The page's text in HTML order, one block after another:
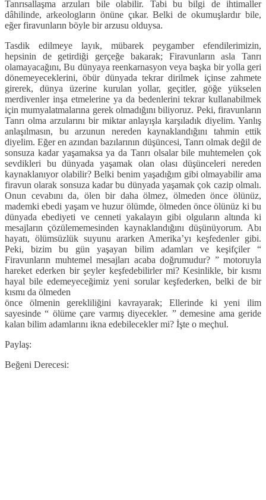
Tanrısallaşma arzuları bile olabilir. Tabi bu bilgi de ihtimaller
dâhilinde, arkeologların önüne çıkar. Belki de okumuşlardır bile,
eğer firavunların böyle bir arzusu olduysa.
Tasdik edilmeye layık, mübarek peygamber efendilerimizin,
hepsinin de getirdiği gerçeğe bakarak; Firavunların asla Tanrı
olamayacağını, Bu dünyaya reenkarnasyon veya başka bir yolla geri
dönemeyeceklerini, öbür dünyada tekrar dirilmek içinse zahmete
girerek, dünya üzerine kurulan yollar, geçitler, göğe yükselen
merdivenler inşa etmelerine ya da bedenlerini tekrar kullanabilmek
için mumyalatmalarına gerek olmadığını biliyoruz. Peki, firavunların
Tanrı olma arzularını bir miktar anlayışla karşıladık diyelim. Yanlış
anlaşılmasın, bu arzunun nereden kaynaklandığını tahmin ettik
diyelim. Eğer en azından bazılarının düşüncesi, Tanrı olmak değil de
sonsuza kadar yaşamaksa ya da Tanrı olsalar bile muhtemelen çok
sevdikleri bu dünyada yaşamak olan olası düşünceleri nereden
kaynaklanıyor olabilir? Belki benim yaşadığım gibi olmayabilir ama
firavun olarak sonsuza kadar bu dünyada yaşamak çok cazip olmalı.
Onun cevabını da, ölen bir daha ölmez, ölmeden önce ölünüz,
mademki ebedi yaşam ve huzur ölümde, ölmeden önce ölünüz ki bu
dünyada ebediyeti ve cenneti yakalayın gibi olguların altında ki
mesajların çözülememesinden kaynaklandığını düşünüyorum. Abı
hayatı, ölümsüzlük suyunu ararken Amerika’yı keşfedenler gibi.
Peki, bizim bu gün yaşayan bilim adamları ve keşifçiler “
Firavunların muhtemel mesajları acaba doğrumudur? ” motoruyla
hareket ederken bir şeyler keşfedebilirler mi? Kesinlikle, bir kısmı
hayal bile edemeyeceğimiz yeni sorular keşfederken, belki de bir
kısmı da ölmeden
önce ölmenin gerekliliğini kavrayarak; Ellerinde ki yeni ilim
sayesinde “ ölüme çare varmış diyecekler. ” demesine ama geride
kalan bilim adamlarını ikna edebilecekler mi? İşte o meçhul.
Paylaş:
Beğeni Derecesi: